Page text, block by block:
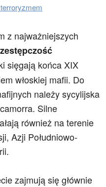
z najważniejszych
sięgają końca XIX
włoskiej mafii. Do
należy sycylijska
Silne
również na terenie
Azji Południowo-
zajmują się głównie